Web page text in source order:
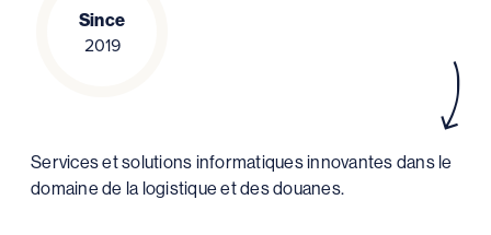
Since
2019
Services et solutions informatiques innovantes dans le
domaine de la logistique et des douanes.